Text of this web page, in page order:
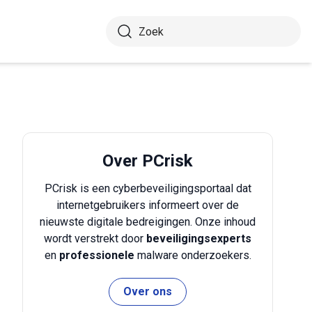
Over PCrisk
PCrisk is een cyberbeveiligingsportaal dat
internetgebruikers informeert over de
nieuwste digitale bedreigingen. Onze inhoud
wordt verstrekt door beveiligingsexperts
en professionele malware onderzoekers.
Over ons